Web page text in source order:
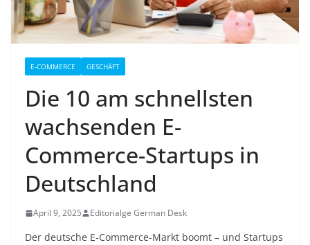
E-COMMERCE GESCHÄFT
Die 10 am schnellsten
wachsenden E-
Commerce-Startups in
Deutschland
April 9, 2025 Editorialge German Desk
Der deutsche E-Commerce-Markt boomt – und Startups